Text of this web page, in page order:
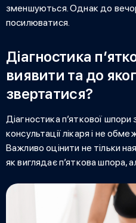
зменшуються. Однак до
посилюватися.
Діагностика
виявити та до
звертатися?
Діагностика п’яткової
консультації лікаря і не
Важливо оцінити не тільки
як виглядає п’яткова шпора,